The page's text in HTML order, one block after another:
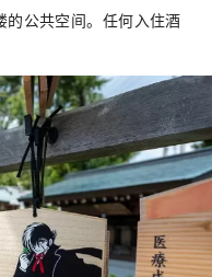
的公共空间。任何入住酒